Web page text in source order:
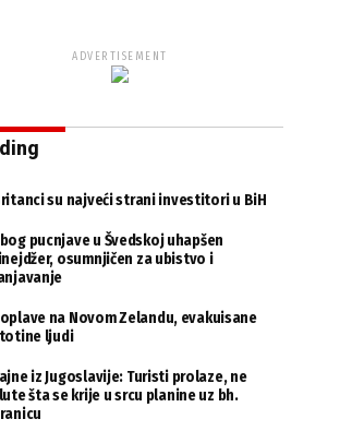
ADVERTISEMENT
su najveći strani investitori u BiH
pucnjave u Švedskoj uhapšen
osumnjičen za ubistvo i
na Novom Zelandu, evakuisane
ljudi
iz Jugoslavije: Turisti prolaze, ne
šta se krije u srcu planine uz bh.